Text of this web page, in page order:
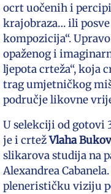
ocrt uočenih i
krajobraza… ili
kompozicija“.
opaženog i
ljepota crteža“, koja
trag umjetničkog
područje likovne
U selekciji od gotovi
je i crtežVlaha
slikarova studija na
Alexandrea Cabanela.
plenerističku viziju